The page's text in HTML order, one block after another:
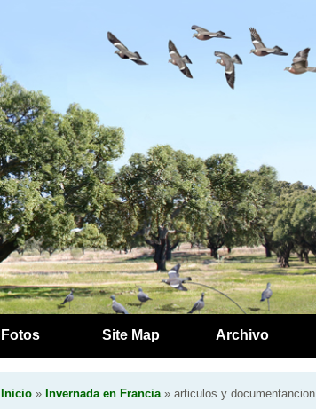
Fotos Site Map Archivo
Inicio» Invernada en Francia» articulos y documentancion